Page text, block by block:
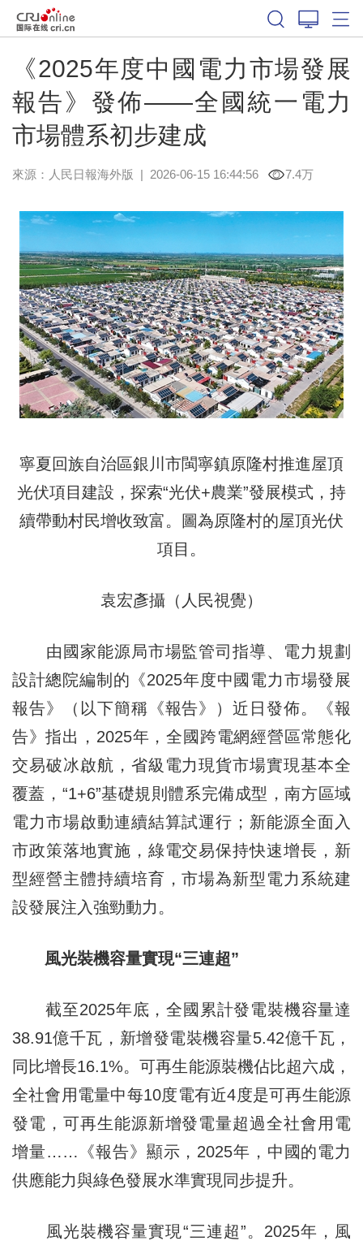
《2025年度中國電力市場發展
報告》發佈——全國統一電力
市場體系初步建成
來源： 人民日報海外版 | 2026-06-15 16:44:56 7.4万
寧夏回族自治區銀川市閩寧鎮原隆村推進屋頂
光伏項目建設，探索“光伏+農業”發展模式，持
續帶動村民增收致富。圖為原隆村的屋頂光伏
項目。
袁宏彥攝（人民視覺）
由國家能源局市場監管司指導、電力規劃
設計總院編制的《2025年度中國電力市場發展
報告》（以下簡稱《報告》）近日發佈。《報
告》指出，2025年，全國跨電網經營區常態化
交易破冰啟航，省級電力現貨市場實現基本全
覆蓋，“1+6”基礎規則體系完備成型，南方區域
電力市場啟動連續結算試運行；新能源全面入
市政策落地實施，綠電交易保持快速增長，新
型經營主體持續培育，市場為新型電力系統建
設發展注入強勁動力。
風光裝機容量實現“三連超”
截至2025年底，全國累計發電裝機容量達
38.91億千瓦，新增發電裝機容量5.42億千瓦，
同比增長16.1%。可再生能源裝機佔比超六成，
全社會用電量中每10度電有近4度是可再生能源
發電，可再生能源新增發電量超過全社會用電
增量……《報告》顯示，2025年，中國的電力
供應能力與綠色發展水準實現同步提升。
風光裝機容量實現“三連超”。2025年，風